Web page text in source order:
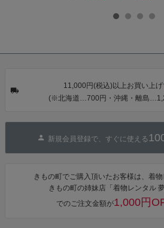
タン・夜の葉
カシュクール
ワンピース 簡
単着付け 大人
びあげ 和装 着
【メール便不
11,000円(税込)以上お買い上
(※北海道…700円・沖縄・離島
新規会員登録で、すぐに使える
きもの町でご購入頂いたお客様は、着
きもの町の姉妹店「着物レンタル
でのご注文金額が1,000円